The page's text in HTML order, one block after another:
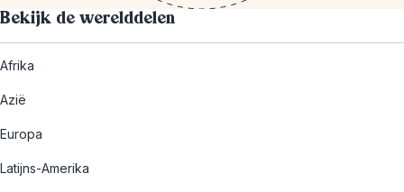
Bekijk de werelddelen
Afrika
Azië
Europa
Latijns-Amerika